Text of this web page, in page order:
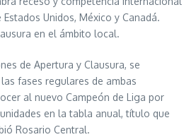
Unidos, México y Canadá.
en el ámbito local.
de Apertura y Clausura, se
fases regulares de ambas
al nuevo Campeón de Liga por
en la tabla anual, título que
Rosario Central.